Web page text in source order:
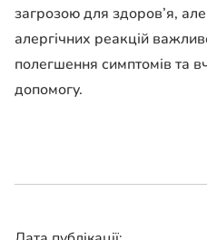
загрозою для здоров’я,
алергічних реакцій
полегшення симптомів та
допомогу.